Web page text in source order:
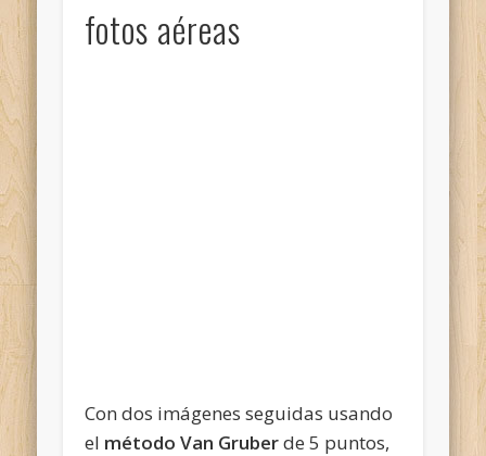
fotos aéreas
Con dos imágenes seguidas usando
el método Van Gruberde 5 puntos,